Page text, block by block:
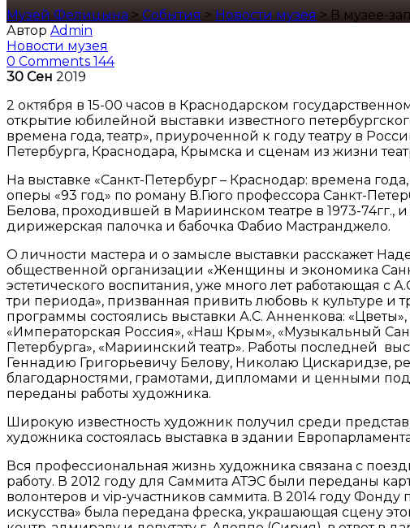
Музей Фелицына > События > Новости музея > В музее-
Автор Admin
Новости музея
0 Comments 144
30 Сен 2019
2 октября в 15-00 часов в Краснодарском
открытие юбилейной выставки известного
времена года, театр», приуроченной к году театру в
Петербурга, Краснодара, Крымска и сценам из жизни
На выставке «Санкт-Петербург – Краснодар: времена
оперы «93 год» по роману В.Гюго профессора Санкт-
Белова, проходившей в Мариинском театре в 1973-74гг.,
дирижерская палочка и бабочка Фабио Мастранджело.
О личности мастера и о замысле выставки расскажет
общественной организации «Женщины и экономика
эстетического воспитания, уже много лет работающая с
три периода», призванная привить любовь к культуре и
программы состоялись выставки А.С. Анненкова:
«Императорская Россия», «Наш Крым», «Музыкальный
Петербурга», «Мариинский театр». Работы последней
Геннадию Григорьевичу Белову, Николаю Цискаридзе,
благодарностями, грамотами, дипломами и ценными
переданы работы художника.
Широкую известность художник получил среди
художника состоялась выставка в здании
Вся профессиональная жизнь художника связана с
работу. В 2012 году для Саммита АТЭС были переданы
волонтеров и vip-участников саммита. В 2014 году
искусства» была передана фреска, украшающая сцену